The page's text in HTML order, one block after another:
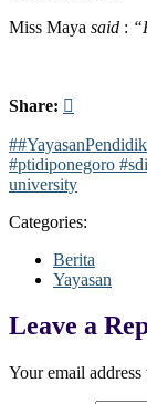
Miss Maya said :
Share:
#ptidiponegoro
university
Categories:
Berita
Yayasan
Leave a
Your email